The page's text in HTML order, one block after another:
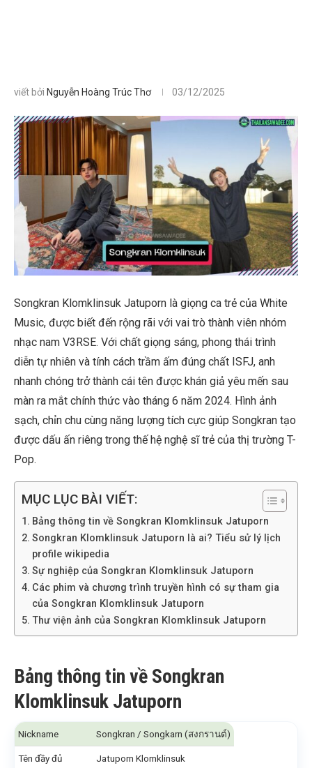
viết bởi Nguyễn Hoàng Trúc Thơ 03/12/2025
Songkran Klomklinsuk Jatuporn là giọng ca trẻ của White
Music, được biết đến rộng rãi với vai trò thành viên nhóm
nhạc nam V3RSE. Với chất giọng sáng, phong thái trình
diễn tự nhiên và tính cách trầm ấm đúng chất ISFJ, anh
nhanh chóng trở thành cái tên được khán giả yêu mến sau
màn ra mắt chính thức vào tháng 6 năm 2024. Hình ảnh
sạch, chỉn chu cùng năng lượng tích cực giúp Songkran tạo
được dấu ấn riêng trong thế hệ nghệ sĩ trẻ của thị trường T-
Pop.
MỤC LỤC BÀI VIẾT:
Bảng thông tin về Songkran Klomklinsuk Jatuporn
Songkran Klomklinsuk Jatuporn là ai? Tiểu sử lý lịch
profile wikipedia
Sự nghiệp của Songkran Klomklinsuk Jatuporn
Các phim và chương trình truyền hình có sự tham gia
của Songkran Klomklinsuk Jatuporn
Thư viện ảnh của Songkran Klomklinsuk Jatuporn
Bảng thông tin về Songkran
Klomklinsuk Jatuporn
Nickname Songkran / Songkarn (สงกรานต์)
Tên đầy đủ
Jatuporn Klomklinsuk